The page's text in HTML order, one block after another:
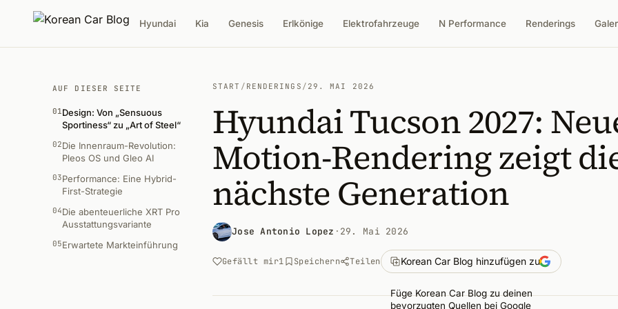
Hyundai Kia Genesis Erlkönige Elektrofahrzeuge N Performance Renderings
AUF DIESER SEITE
01Design: Von „Sensuous
Sportiness“ zu „Art of Steel“
02Die Innenraum-Revolution:
Pleos OS und Gleo AI
03Performance: Eine Hybrid-
First-Strategie
04Die abenteuerliche XRT Pro
Ausstattungsvariante
05Erwartete Markteinführung
START / RENDERINGS / 29. MAI 2026
Hyundai Tucson 2027:
Motion-Rendering zeigt
nächste Generation
Jose Antonio Lopez · 29. Mai 2026
Gefällt mir1 Speichern Teilen Korean Car Blog hinzufügen zu
Füge Korean Car Blog zu deinen
bevorzugten Quellen bei Google